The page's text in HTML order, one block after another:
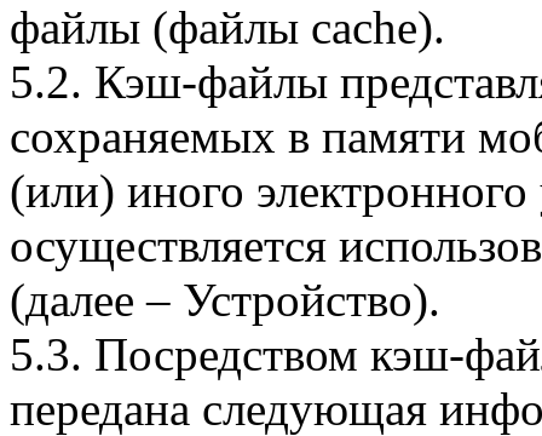
файлы (файлы cache).
5.2. Кэш-файлы
сохраняемых в памяти
(или) иного электронного
осуществляется
(далее – Устройство).
5.3. Посредством кэш-
передана следующая